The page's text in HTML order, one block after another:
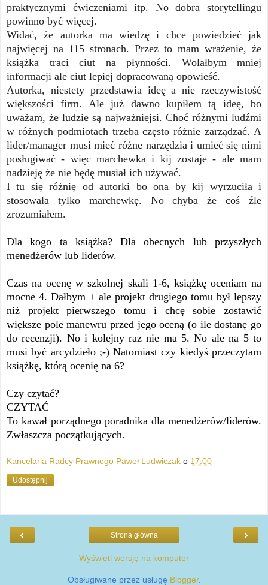
praktycznymi ćwiczeniami itp. No dobra storytellingu
powinno być więcej.
Widać, że autorka ma wiedzę i chce powiedzieć jak
najwięcej na 115 stronach. Przez to mam wrażenie, że
książka traci ciut na płynności. Wolałbym mniej
informacji ale ciut lepiej dopracowaną opowieść.
Autorka, niestety przedstawia ideę a nie rzeczywistość
większości firm. Ale już dawno kupiłem tą ideę, bo
uważam, że ludzie są najważniejsi. Choć różnymi ludźmi
w różnych podmiotach trzeba często różnie zarządzać. A
lider/manager musi mieć różne narzędzia i umieć się nimi
posługiwać - więc marchewka i kij zostaje - ale mam
nadzieję że nie będę musiał ich używać.
I tu się różnię od autorki bo ona by kij wyrzuciła i
stosowała tylko marchewkę. No chyba że coś źle
zrozumiałem.
Dla kogo ta książka? Dla obecnych lub przyszłych
menedżerów lub liderów.
Czas na ocenę w szkolnej skali 1-6, książkę oceniam na
mocne 4. Dałbym + ale projekt drugiego tomu był lepszy
niż projekt pierwszego tomu i chcę sobie zostawić
większe pole manewru przed jego oceną (o ile dostanę go
do recenzji). No i kolejny raz nie ma 5. No ale na 5 to
musi być arcydzieło ;-) Natomiast czy kiedyś przeczytam
książkę, którą ocenię na 6?
Czy czytać?
CZYTAĆ
To kawał porządnego poradnika dla menedżerów/liderów.
Zwłaszcza początkujących.
Kancelaria Radcy Prawnego Paweł Ludwiczak o 17:00
Udostępnij
‹ ›
Strona główna
Wyświetl wersję na komputer
Obsługiwane przez usługę Blogger.